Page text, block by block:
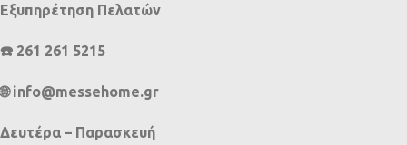
Εξυπηρέτηση Πελατών
☎️ 261 261 5215
🌐 info@messehome.gr
Δευτέρα – Παρασκευή